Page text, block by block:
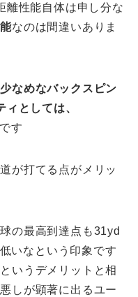
離性能自体は申し分な
なのは間違いありま
なめなバックスピン
としては、
です
が打てる点がメリッ
の最高到達点も31yd
いなという印象です
いうデメリットと相
しが顕著に出るユー